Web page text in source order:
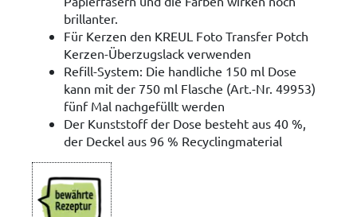
brillanter.
Für Kerzen den KREUL Foto Transfer Potch
Kerzen-Überzugslack verwenden
Refill-System: Die handliche 150 ml Dose
kann mit der 750 ml Flasche (Art.-Nr. 49953)
fünf Mal nachgefüllt werden
Der Kunststoff der Dose besteht aus 40 %,
der Deckel aus 96 % Recyclingmaterial